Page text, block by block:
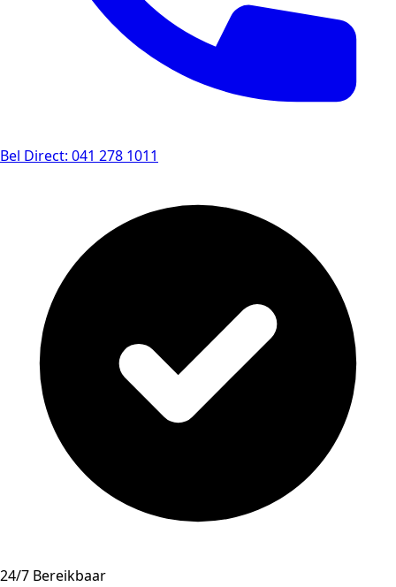
Bel Direct: 041 278 1011
24/7 Bereikbaar